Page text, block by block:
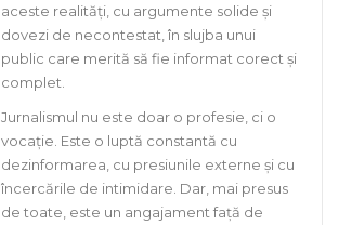
aceste realități, cu argumente solide și
dovezi de necontestat, în slujba unui
public care merită să fie informat corect și
complet.
Jurnalismul nu este doar o profesie, ci o
vocație. Este o luptă constantă cu
dezinformarea, cu presiunile externe și cu
încercările de intimidare. Dar, mai presus
de toate, este un angajament față de